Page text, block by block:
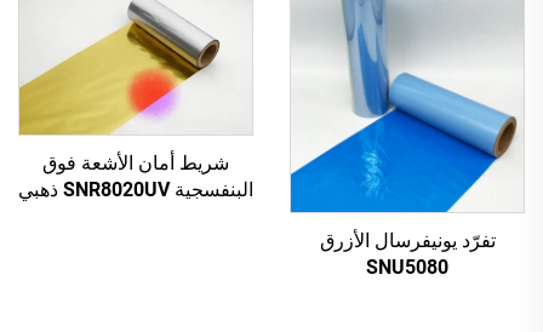
تفرّد يونيفرسال الأزرق
SNU5080
شريط أمان الأشعة فوق
البنفسجية SNR8020UV ذهبي